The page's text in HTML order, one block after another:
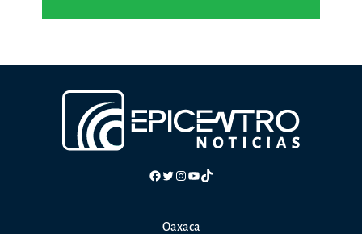
Facebook
Twitter
Instagram
YouTube
TikTok
Oaxaca